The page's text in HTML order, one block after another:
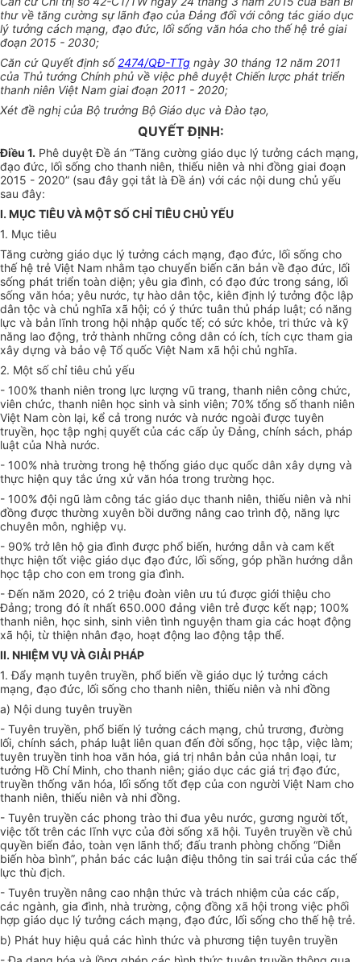
thư về tăng cường sự lãnh đạo của Đảng đối với công tác giáo dục
lý tưởng cách mạng, đạo đức, lối sống văn hóa cho thế hệ trẻ giai
đoạn 2015 - 2030;
Căn cứ Quyết định số2474/QĐ-TTg ngày 30 tháng 12 năm 2011
của Thủ tướng Chính phủ về việc phê duyệt Chiến lược phát triển
thanh niên Việt Nam giai đoạn 2011 - 2020;
Xét đề nghị của Bộ trưởng Bộ Giáo dục và Đào tạo,
QUYẾT ĐỊNH:
Điều 1. Phê duyệt Đề án “Tăng cường giáo dục lý tưởng cách mạng,
đạo đức, lối sống cho thanh niên, thiếu niên và nhi đồng giai đoạn
2015 - 2020” (sau đây gọi tắt làĐề án) với các nội dung chủ yếu
sau đây:
I. MỤC TIÊU VÀ MỘT SỐ CHỈ TIÊU CHỦ YẾU
1. Mục tiêu
Tăng cường giáo dục lý tưởng cách mạng, đạo đức, lối sống cho
thế hệ trẻ Việt Nam nhằm tạo chuyển biến căn bản về đạo đức, lối
sống phát triển toàn diện; yêu gia đình, có đạo đức trong sáng, lối
sống văn hóa; yêu nước, tự hào dân tộc, kiên định lý tưởng độc lập
dân tộc và chủ nghĩa xã hội; có ý thức tuân thủ pháp luật; có năng
lực và bản lĩnh trong hội nhập quốc tế; có sức khỏe, tri thức và kỹ
năng lao động, trở thành những công dân có ích, tích cực tham gia
xây dựng và bảo vệ Tổ quốc Việt Nam xã hội chủ nghĩa.
2. Một số chỉ tiêu chủ yếu
- 100% thanh niên trong lực lượng vũ trang, thanh niên công chức,
viên chức, thanh niên học sinh và sinh viên; 70% tổng số thanh niên
Việt Nam còn lại, kể cả trong nước và nước ngoài được tuyên
truyền, học tập nghị quyết của các cấp ủy Đảng, chính sách, pháp
luật của Nhà nước.
- 100% nhà trường trong hệ thống giáo dục quốc dân xây dựng và
thực hiện quy tắc ứng xử văn hóa trong trường học.
- 100% đội ngũ làm công tác giáo dục thanh niên, thiếu niên và nhi
đồng được thường xuyên bồi dưỡng nâng cao trình độ, năng lực
chuyên môn, nghiệp vụ.
- 90% trở lên hộ gia đình được phổ biến, hướng dẫn và cam kết
thực hiện tốt việc giáo dục đạo đức, lối sống, góp phần hướng dẫn
học tập cho con em trong gia đình.
- Đến năm 2020, có 2 triệu đoàn viên ưu tú được giới thiệu cho
Đảng; trong đó ít nhất 650.000 đảng viên trẻ được kết nạp; 100%
thanh niên, học sinh, sinh viên tình nguyện tham gia các hoạt động
xã hội, từ thiện nhân đạo, hoạt động lao động tập thể.
II. NHIỆM VỤ VÀ GIẢI PHÁP
1. Đẩy mạnh tuyên truyền, phổ biến về giáo dục lý tưởng cách
mạng, đạo đức, lối sống cho thanh niên, thiếu niên và nhi đồng
a) Nội dung tuyên truyền
- Tuyên truyền, phổ biến lý tưởng cách mạng, chủ trương, đường
lối, chính sách, pháp luật liên quan đến đời sống, học tập, việc làm;
tuyên truyền tinh hoa văn hóa, giá trị nhân bản của nhân loại, tư
tưởng Hồ Chí Minh, cho thanh niên; giáo dục các giá trị đạo đức,
truyền thống văn hóa, lối sống tốt đẹp của con người Việt Nam cho
thanh niên, thiếu niên và nhi đồng.
- Tuyên truyền các phong trào thi đua yêu nước, gương người tốt,
việc tốt trên các lĩnh vực của đời sống xã hội. Tuyên truyền về chủ
quyền biển đảo, toàn vẹn lãnh thổ; đấu tranh phòng chống “Diễn
biến hòa bình”, phản bác các luận điệu thông tin sai trái của các thế
lực thù địch.
- Tuyên truyền nâng cao nhận thức và trách nhiệm của các cấp,
các ngành, gia đình, nhà trường, cộng đồng xã hội trong việc phối
hợp giáo dục lý tưởng cách mạng, đạo đức, lối sống cho thế hệ trẻ.
b) Phát huy hiệu quả các hình thức và phương tiện tuyên truyền